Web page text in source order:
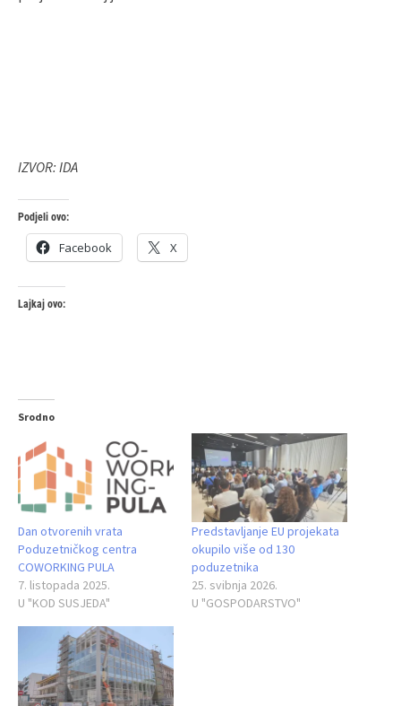
IZVOR: IDA
Podjeli ovo:
Facebook X
Lajkaj ovo:
Srodno
Dan otvorenih vrata
Poduzetničkog centra
COWORKING PULA
7. listopada 2025.
U "KOD SUSJEDA"
Predstavljanje EU projekata
okupilo više od 130
poduzetnika
25. svibnja 2026.
U "GOSPODARSTVO"